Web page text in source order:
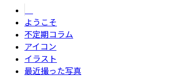
ようこそ
不定期コラム
アイコン
イラスト
最近撮った写真